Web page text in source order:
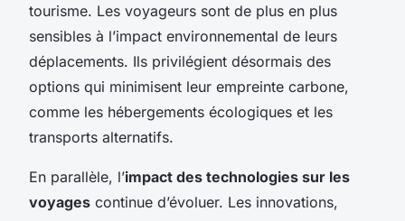
tourisme. Les voyageurs sont de plus en plus
sensibles à l’impact environnemental de leurs
déplacements. Ils privilégient désormais des
options qui minimisent leur empreinte carbone,
comme les hébergements écologiques et les
transports alternatifs.
En parallèle, l’impact des technologies sur les
voyages continue d’évoluer. Les innovations,